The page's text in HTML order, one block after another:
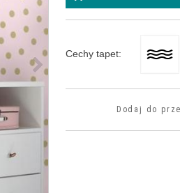
> Cechy tapet:
Dodaj do